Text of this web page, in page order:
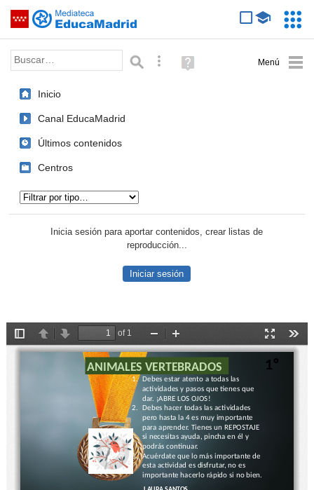
Saltar navegación
Palabra o frase: Búsqueda avanzada
Ayuda
(en
Inicio
Canal EducaMadrid
Últimos contenidos
Centros
Inicia sesión para aportar contenidos, crear listas de
reproducción...
Iniciar sesión